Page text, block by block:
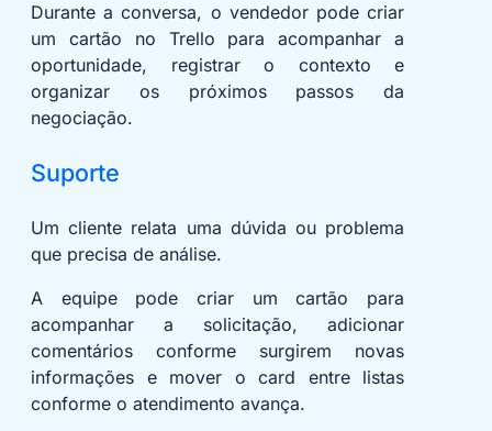
Durante a conversa, o vendedor pode criar
um cartão no Trello para acompanhar a
oportunidade, registrar o contexto e
organizar os próximos passos da
negociação.
Suporte
Um cliente relata uma dúvida ou problema
que precisa de análise.
A equipe pode criar um cartão para
acompanhar a solicitação, adicionar
comentários conforme surgirem novas
informações e mover o card entre listas
conforme o atendimento avança.